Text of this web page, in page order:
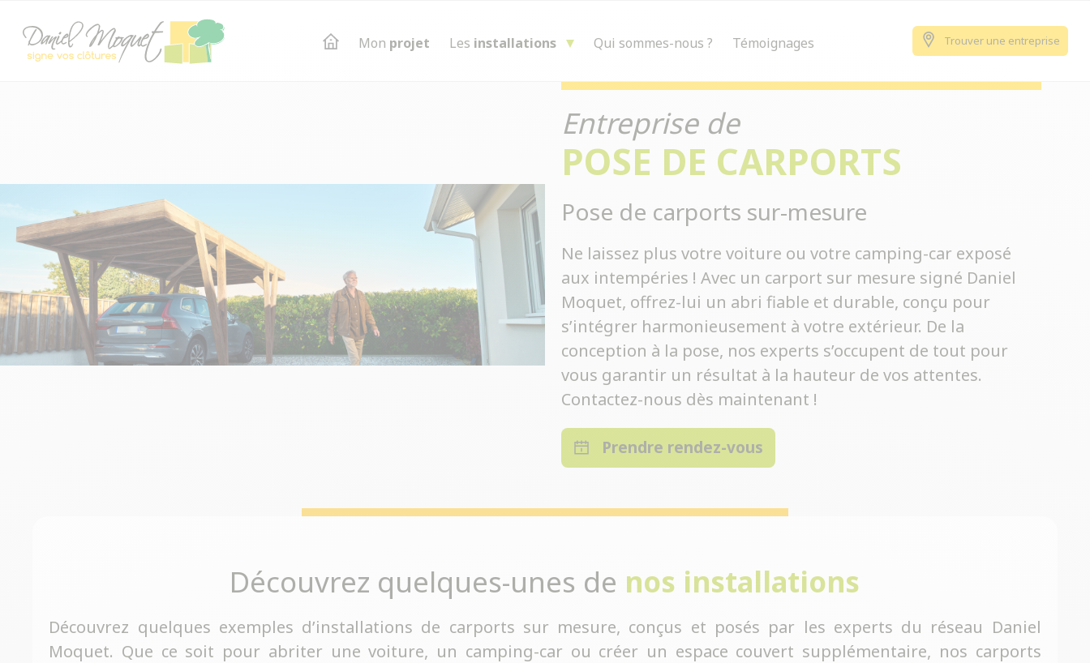
Mon projet Les installations Qui sommes-nous ? Témoignages Trouver une entreprise
Entreprise de
POSE DE CARPORTS
Pose de carports sur-mesure
Ne laissez plus votre voiture ou votre camping-car exposé
aux intempéries ! Avec un carport sur mesure signé Daniel
Moquet, offrez-lui un abri fiable et durable, conçu pour
s’intégrer harmonieusement à votre extérieur. De la
conception à la pose, nos experts s’occupent de tout pour
vous garantir un résultat à la hauteur de vos attentes.
Contactez-nous dès maintenant !
Prendre rendez-vous
Découvrez quelques-unes de nos installations
Découvrez quelques exemples d’installations de carports sur mesure, conçus et posés par les experts du réseau Daniel
Moquet. Que ce soit pour abriter une voiture, un camping-car ou créer un espace couvert supplémentaire, nos carports